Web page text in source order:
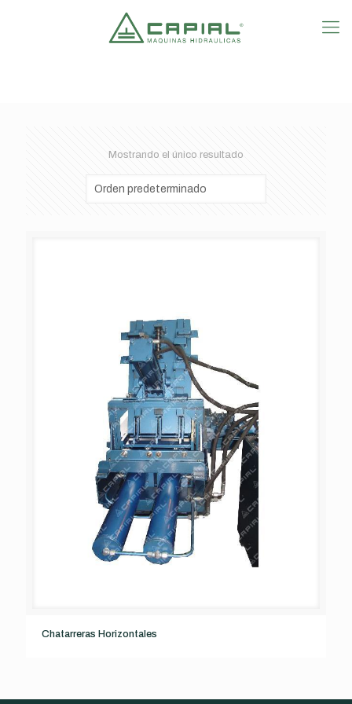
Mostrando el único resultado
Chatarreras Horizontales